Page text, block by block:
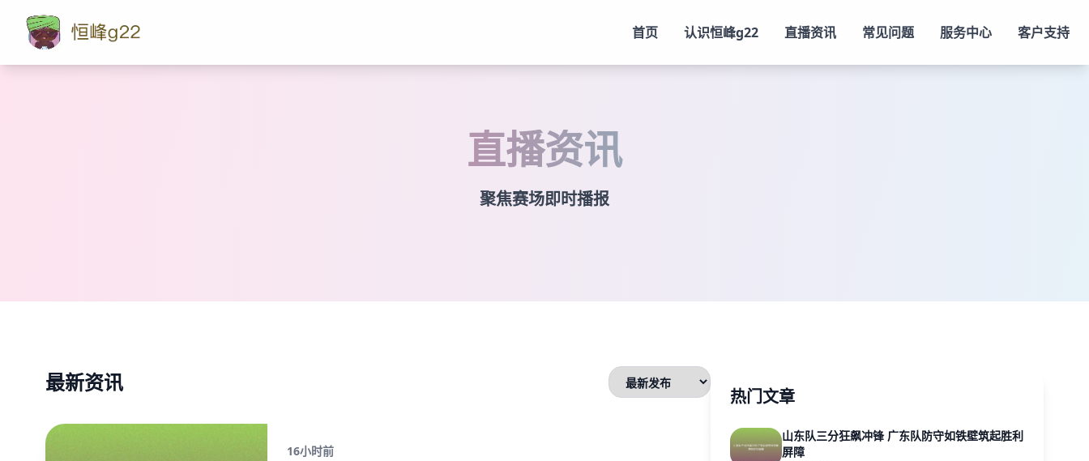
首页 认识恒峰g22 直播资讯 常见问题 服务中心 客户支持
直播资讯
聚焦赛场即时播报
最新资讯
16小时前
热门文章
山东队三分狂飙冲锋 广东队防守如铁壁筑起胜利
屏障